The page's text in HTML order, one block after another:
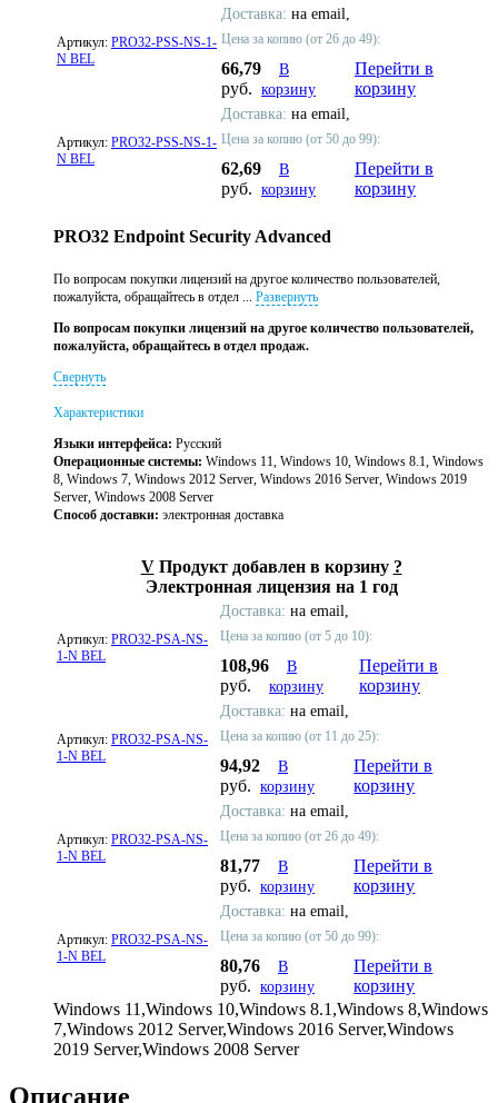
Артикул: PRO32-PSS-NS-1-
N BEL
Доставка: на email,
Цена за копию (от 26 до 49):
66,79
руб.
В
корзину
Перейти в
корзину
Артикул: PRO32-PSS-NS-1-
N BEL
Доставка: на email,
Цена за копию (от 50 до 99):
62,69
руб.
В
корзину
Перейти в
корзину
PRO32 Endpoint Security Advanced
По вопросам покупки лицензий на другое количество пользователей,
пожалуйста, обращайтесь в отдел ... Развернуть
По вопросам покупки лицензий на другое количество пользователей,
пожалуйста, обращайтесь в отдел продаж.
Свернуть
Характеристики
Языки интерфейса: Русский
Операционные системы: Windows 11, Windows 10, Windows 8.1, Windows
8, Windows 7, Windows 2012 Server, Windows 2016 Server, Windows 2019
Server, Windows 2008 Server
Способ доставки: электронная доставка
V Продукт добавлен в корзину ?
Электронная лицензия на 1 год
Артикул: PRO32-PSA-NS-
1-N BEL
Доставка: на email,
Цена за копию (от 5 до 10):
108,96
руб.
В
корзину
Перейти в
корзину
Артикул: PRO32-PSA-NS-
1-N BEL
Доставка: на email,
Цена за копию (от 11 до 25):
94,92
руб.
В
корзину
Перейти в
корзину
Артикул: PRO32-PSA-NS-
1-N BEL
Доставка: на email,
Цена за копию (от 26 до 49):
81,77
руб.
В
корзину
Перейти в
корзину
Артикул: PRO32-PSA-NS-
1-N BEL
Доставка: на email,
Цена за копию (от 50 до 99):
80,76
руб.
В
корзину
Перейти в
корзину
Windows 11,Windows 10,Windows 8.1,Windows 8,Windows
7,Windows 2012 Server,Windows 2016 Server,Windows
2019 Server,Windows 2008 Server
Описание